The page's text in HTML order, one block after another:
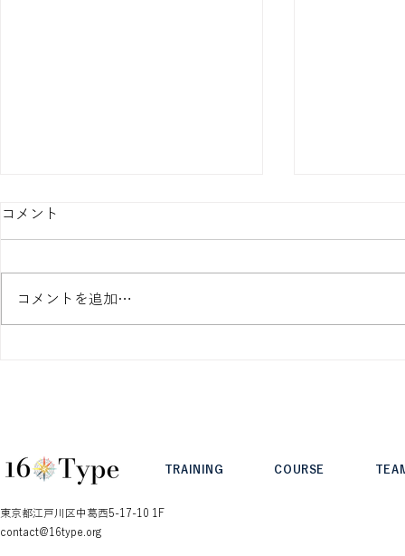
コメント
コメントを追加…
TRAINING COURSE
東京都江戸川区中葛西5-17-10 1F
contact@16type.org